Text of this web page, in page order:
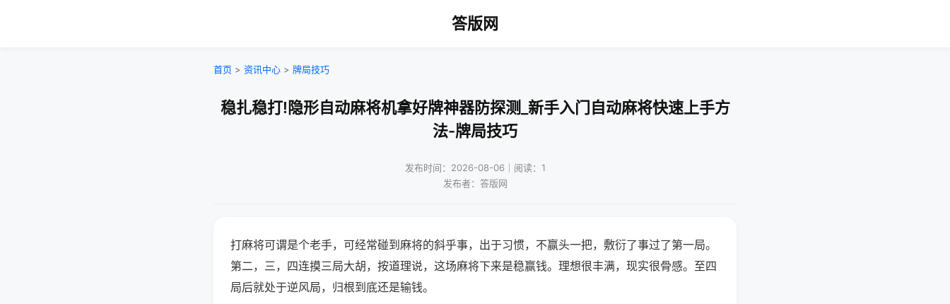
答版网
首页 > 资讯中心 > 牌局技巧
稳扎稳打!隐形自动麻将机拿好牌神器防探测_新手入门自动麻将快速上手方
法-牌局技巧
发布时间：2026-08-06｜阅读：1
发布者：答版网
打麻将可谓是个老手，可经常碰到麻将的斜乎事，出于习惯，不赢头一把，敷衍了事过了第一局。
第二，三，四连摸三局大胡，按道理说，这场麻将下来是稳赢钱。理想很丰满，现实很骨感。至四
局后就处于逆风局，归根到底还是输钱。